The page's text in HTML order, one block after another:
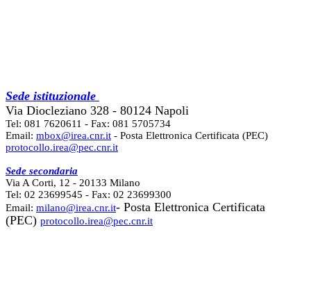
Sede istituzionale
Via Diocleziano 328 - 80124 Napoli
Tel: 081 7620611 - Fax: 081 5705734
Email: mbox@irea.cnr.it - Posta Elettronica Certificata (PEC)
protocollo.irea@pec.cnr.it
Sede secondaria
Via A Corti, 12 - 20133 Milano
Tel: 02 23699545 - Fax: 02 23699300
Email: milano@irea.cnr.it- Posta Elettronica Certificata
(PEC) protocollo.irea@pec.cnr.it